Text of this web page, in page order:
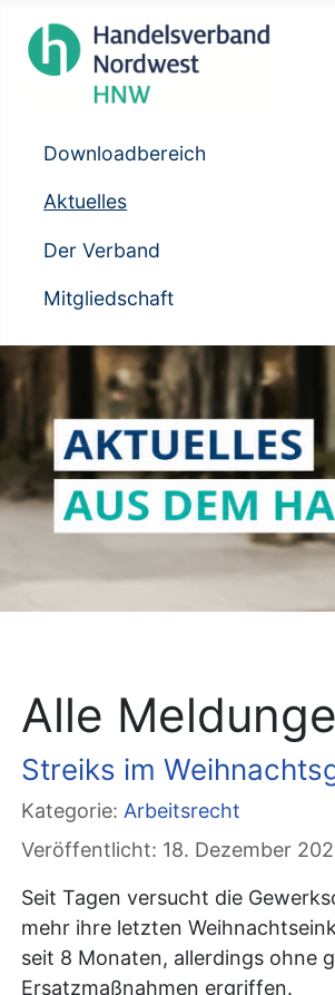
Downloadbereich
Aktuelles
Der Verband
Mitgliedschaft
Alle
Streiks im
Kategorie: Arbeitsrecht
Veröffentlicht: 18. Dezember
Seit Tagen versucht die
mehr ihre letzten
seit 8 Monaten, allerdings ohne
Ersatzmaßnahmen ergriffen.